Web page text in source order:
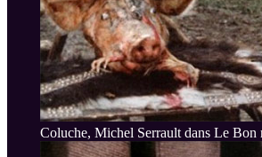
Coluche, Michel Serrault dans Le Bon